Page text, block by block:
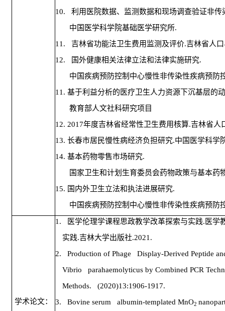
10. 利用医院数据、监测数据和现场调查验证非传
中国医学科学院基础医学研究所.
11. 吉林省功能法卫生费用监测及评价.吉林省人
12.
国外健康相关法律立法和法律实施研究.
中国疾病预防控制中心慢性非传染性疾病预防
11. 基于利益分析的医疗卫生人力资源下沉基层的
教育部人文社科研究项目
12. 2017年度吉林省经常性卫生费用核算.吉林省人
13. 长春市居民慢性病经济负担研究.中国医学科学
14. 基本药物零售市场研究.
国家卫生和计划生育委员会药物政策与基本药
15. 国内外卫生立法和执法进展研究.
中国疾病预防控制中心慢性非传染性疾病预防
学术论文：
1. 医学伦理学课程思政教学改革探索与实践. 医学
实践.吉林大学出版社.2021.
2. Production of Phage Display-Derived Peptide
Vibrio parahaemolyticus by Combined PCR
Methods. (2020)13:1906-1917.
3. Bovine serum albumin-templated MnO2